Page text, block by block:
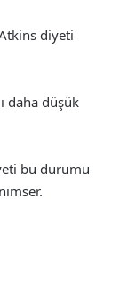
diyeti
daha düşük
bu durumu